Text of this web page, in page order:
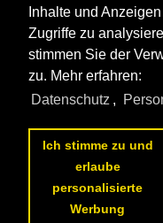
Inhalte und
Zugriffe zu
stimmen Sie der
zu. Mehr erfahren:
Datenschutz ,
Ich stimme zu und
erlaube
personalisierte
Werbung